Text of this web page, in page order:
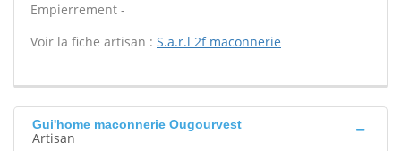
Empierrement -
Voir la fiche artisan : S.a.r.l 2f maconnerie
Gui'home maconnerie Ougourvest
Artisan